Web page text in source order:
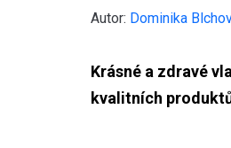
Autor: Dominika
Krásné a zdravé
kvalitních